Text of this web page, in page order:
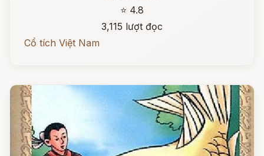
⭐ 4.8
3,115 lượt đọc
Cổ tích Việt Nam